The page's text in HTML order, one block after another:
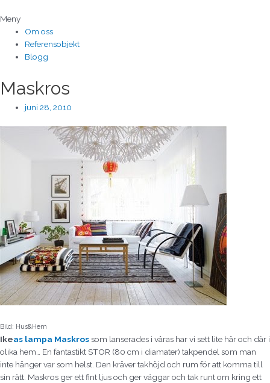
till
innehåll
Meny
Om oss
Referensobjekt
Blogg
Maskros
juni 28, 2010
Bild: Hus&Hem
Ikeas lampa Maskrossom lanserades i våras har vi sett lite här och där i
olika hem… En fantastikt STOR (80 cm i diamater) takpendel som man
inte hänger var som helst. Den kräver takhöjd och rum för att komma till
sin rätt. Maskros ger ett fint ljus och ger väggar och tak runt om kring ett